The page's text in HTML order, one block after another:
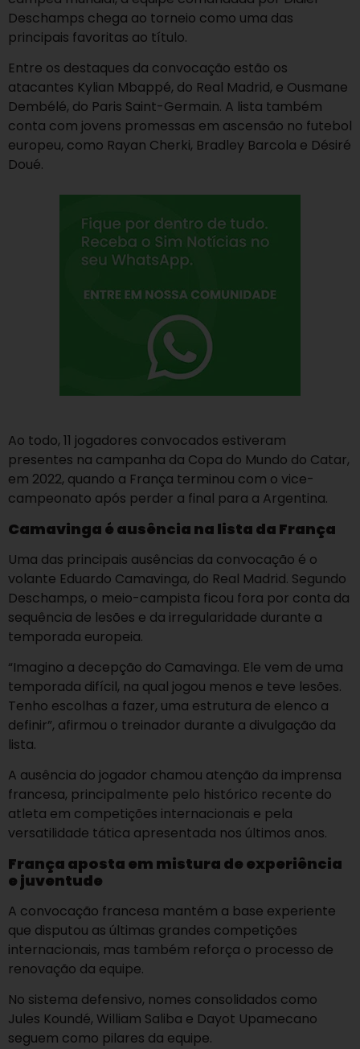
Deschamps chega ao torneio como uma das
principais favoritas ao título.
Entre os destaques da convocação estão os
atacantes Kylian Mbappé, do Real Madrid, e Ousmane
Dembélé, do Paris Saint-Germain. A lista também
conta com jovens promessas em ascensão no futebol
europeu, como Rayan Cherki, Bradley Barcola e Désiré
Doué.
Ao todo, 11 jogadores convocados estiveram
presentes na campanha da Copa do Mundo do Catar,
em 2022, quando a França terminou com o vice-
campeonato após perder a final para a Argentina.
Camavinga é ausência na lista da França
Uma das principais ausências da convocação é o
volante Eduardo Camavinga, do Real Madrid. Segundo
Deschamps, o meio-campista ficou fora por conta da
sequência de lesões e da irregularidade durante a
temporada europeia.
“Imagino a decepção do Camavinga. Ele vem de uma
temporada difícil, na qual jogou menos e teve lesões.
Tenho escolhas a fazer, uma estrutura de elenco a
definir”, afirmou o treinador durante a divulgação da
lista.
A ausência do jogador chamou atenção da imprensa
francesa, principalmente pelo histórico recente do
atleta em competições internacionais e pela
versatilidade tática apresentada nos últimos anos.
França aposta em mistura de experiência
e juventude
A convocação francesa mantém a base experiente
que disputou as últimas grandes competições
internacionais, mas também reforça o processo de
renovação da equipe.
No sistema defensivo, nomes consolidados como
Jules Koundé, William Saliba e Dayot Upamecano
seguem como pilares da equipe.